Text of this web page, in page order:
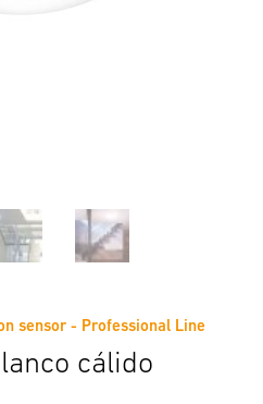
sensor - Professional Line
cálido